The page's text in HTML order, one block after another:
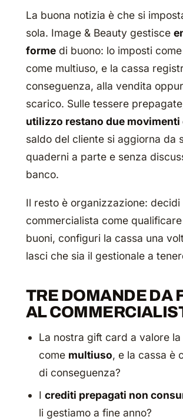
La buona notizia è che si
sola. Image & Beauty gestisce
forme di buono: lo imposti
come multiuso, e la cassa
conseguenza, alla vendita
scarico. Sulle tessere
utilizzo restano due
saldo del cliente si aggiorna da
quaderni a parte e senza
banco.
Il resto è organizzazione: decidi
commercialista come
buoni, configuri la cassa una
lasci che sia il gestionale a
TRE DOMANDE DA
AL
La nostra gift card a valore
come multiuso, e la cassa è
di conseguenza?
I crediti prepagati non
li gestiamo a fine anno?